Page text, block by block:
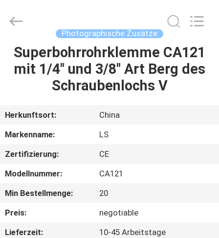
HAUS
PRODUKTE
VIDEOS
UNS
FABRIK-
AUSFLUG
Television
Equipment
Rights
Reserved.
Photographische Zusätze
Superbohrrohrklemme CA121
mit 1/4" und 3/8" Art Berg des
Schraubenlochs V
Herkunftsort:
China
Markenname:
LS
Zertifizierung:
CE
Modellnummer:
CA121
Min Bestellmenge:
20
Preis:
negotiable
Lieferzeit:
10-45 Arbeitstage